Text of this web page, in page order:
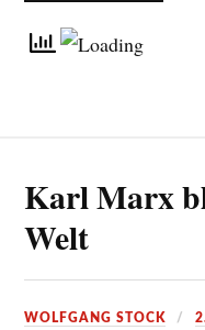
Karl Marx
Welt
WOLFGANG STOCK